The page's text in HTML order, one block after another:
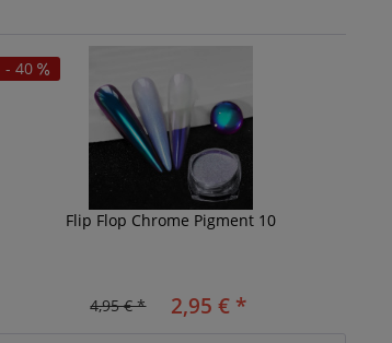
- 40
Flip Flop Chrome Pigment 10
4,95 € * 2,95 € *